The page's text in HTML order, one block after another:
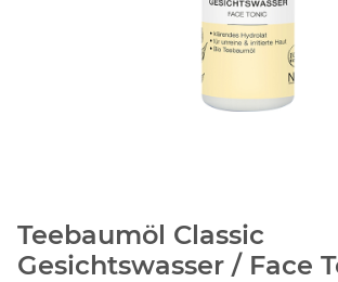
Teebaumöl Classic
Gesichtswasser / Face